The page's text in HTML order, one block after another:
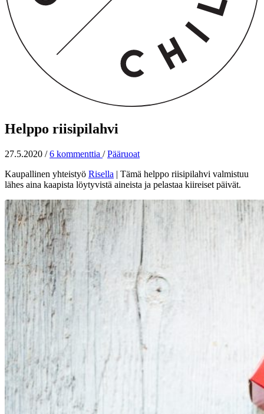
Helppo riisipilahvi
27.5.2020 / 6 kommenttia / Pääruoat
Kaupallinen yhteistyö Risella | Tämä helppo riisipilahvi valmistuu
lähes aina kaapista löytyvistä aineista ja pelastaa kiireiset päivät.